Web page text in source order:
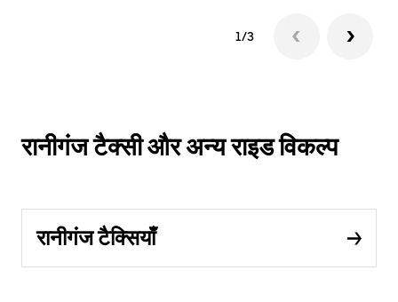
1/3
रानीगंज टैक्सी और अन्य राइड विकल्प
रानीगंज टैक्सियाँ